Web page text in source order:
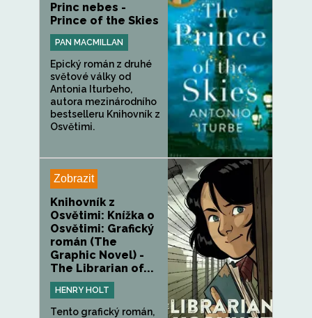
Princ nebes -
Prince of the Skies
PAN MACMILLAN
Epický román z druhé
světové války od
Antonia Iturbeho,
autora mezinárodního
bestselleru Knihovník z
Osvětimi.
Zobrazit
Knihovník z
Osvětimi: Knížka o
Osvětimi: Grafický
román (The
Graphic Novel) -
The Librarian of...
HENRY HOLT
Tento grafický román,